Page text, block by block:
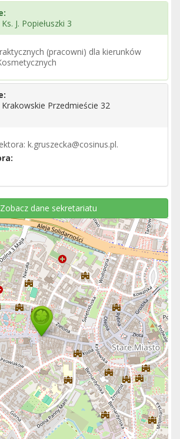
J. Popiełuszki 3
(pracowni) dla kierunków
Przedmieście 32
k.gruszecka@cosinus.pl.
Zobacz dane sekretariatu